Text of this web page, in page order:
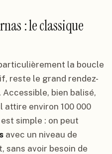
: le classique
la boucle
reste le grand rendez-
bien balisé,
attire environ 100 000
simple : on peut
avec un niveau de
sans avoir besoin de